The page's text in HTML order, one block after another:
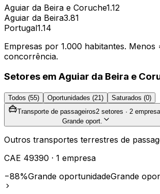
Aguiar da Beira e Coruche1.12
Aguiar da Beira3.81
Portugal1.14
Empresas por 1.000 habitantes. Menos
concorrência.
Setores em Aguiar da Beira e
Todos (55) Oportunidades (21) Saturados (0)
Transporte de passageiros2 setores · 2
Grande oport.
Outros transportes terrestres de
CAE 49390 · 1 empresa
−88%Grande oportunidadeGrande